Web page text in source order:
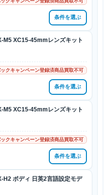
条件を選ぶ
M5 XC15-45mmレンズキット
クキャンペーン登録済商品買取不可
条件を選ぶ
M5 XC15-45mmレンズキット
クキャンペーン登録済商品買取不可
条件を選ぶ
H2 ボディ 日英2言語設定モデ